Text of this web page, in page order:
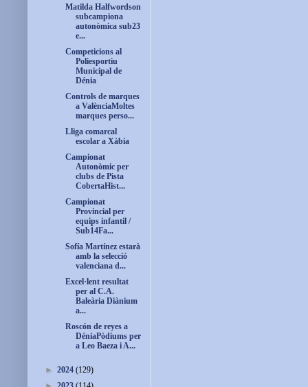
Matilda Halfwordson
subcampiona
autonòmica sub23
e...
Competicions al
Poliesportiu
Municipal de
Dénia
Controls de marques
a ValènciaMoltes
marques perso...
Lliga comarcal
escolar a Xàbia
Campionat
Autonòmic per
clubs de Pista
CobertaHist...
Campionat
Provincial per
equips infantil /
Sub14Fa...
Sofía Martínez estarà
amb la selecció
valenciana d...
Excel·lent resultat
per al C.A.
Baleària Diànium
a...
Roscón de reyes a
DéniaPòdiums per
a Leo Baeza i A...
► 2024 (129)